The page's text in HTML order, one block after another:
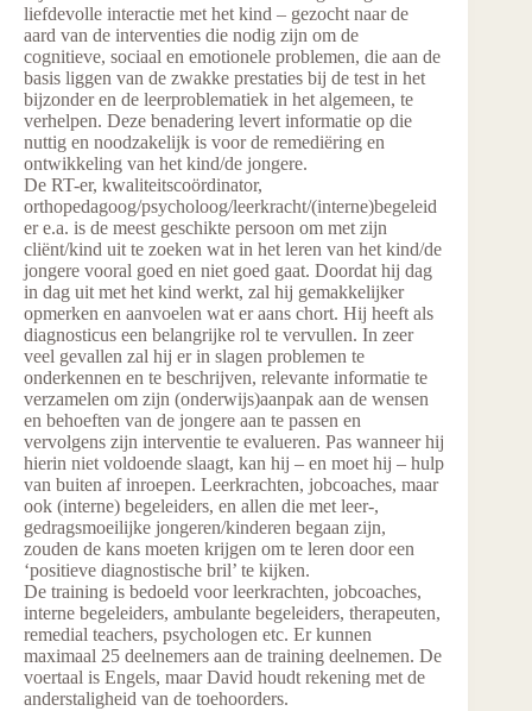
liefdevolle interactie met het kind – gezocht naar de
aard van de interventies die nodig zijn om de
cognitieve, sociaal en emotionele problemen, die aan de
basis liggen van de zwakke prestaties bij de test in het
bijzonder en de leerproblematiek in het algemeen, te
verhelpen. Deze benadering levert informatie op die
nuttig en noodzakelijk is voor de remediëring en
ontwikkeling van het kind/de jongere.
De RT-er, kwaliteitscoördinator,
orthopedagoog/psycholoog/leerkracht/(interne)begeleid
er e.a. is de meest geschikte persoon om met zijn
cliënt/kind uit te zoeken wat in het leren van het kind/de
jongere vooral goed en niet goed gaat. Doordat hij dag
in dag uit met het kind werkt, zal hij gemakkelijker
opmerken en aanvoelen wat er aans chort. Hij heeft als
diagnosticus een belangrijke rol te vervullen. In zeer
veel gevallen zal hij er in slagen problemen te
onderkennen en te beschrijven, relevante informatie te
verzamelen om zijn (onderwijs)aanpak aan de wensen
en behoeften van de jongere aan te passen en
vervolgens zijn interventie te evalueren. Pas wanneer hij
hierin niet voldoende slaagt, kan hij – en moet hij – hulp
van buiten af inroepen. Leerkrachten, jobcoaches, maar
ook (interne) begeleiders, en allen die met leer-,
gedragsmoeilijke jongeren/kinderen begaan zijn,
zouden de kans moeten krijgen om te leren door een
‘positieve diagnostische bril’ te kijken.
De training is bedoeld voor leerkrachten, jobcoaches,
interne begeleiders, ambulante begeleiders, therapeuten,
remedial teachers, psychologen etc. Er kunnen
maximaal 25 deelnemers aan de training deelnemen. De
voertaal is Engels, maar David houdt rekening met de
anderstaligheid van de toehoorders.